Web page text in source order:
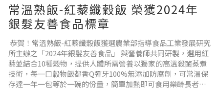
常溫熟飯-紅藜纖穀飯 榮獲2024年
銀髮友善食品標章
恭賀！常溫熟飯-紅藜纖穀飯獲選農業部指導食品工業發展研究
所主辦之「2024年銀髮友善食品」 與營養師共同研製，選用紅
藜並結合10種穀物，提供人體所需營養以獨家的高溫殺菌蒸煮
技術，每一口穀物飯都香Q彈牙100%無添加防腐劑，可常溫保
存達一年一包等於一碗的份量，簡單加熱即可食用樂齡長者、